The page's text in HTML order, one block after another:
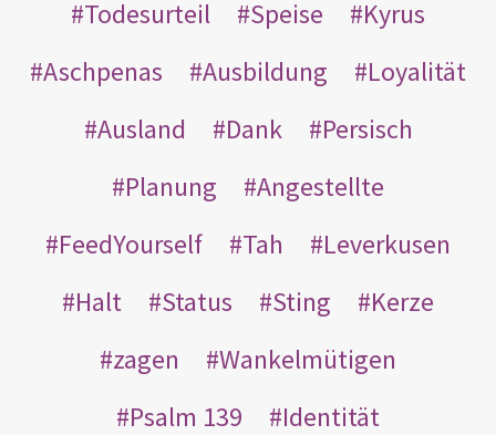
Todesurteil
Speise
Kyrus
Aschpenas
Ausbildung
Loyalität
Ausland
Dank
Persisch
Planung
Angestellte
FeedYourself
Tah
Leverkusen
Halt
Status Sting
Kerze
zagen
Wankelmütigen
Psalm 139
Identität